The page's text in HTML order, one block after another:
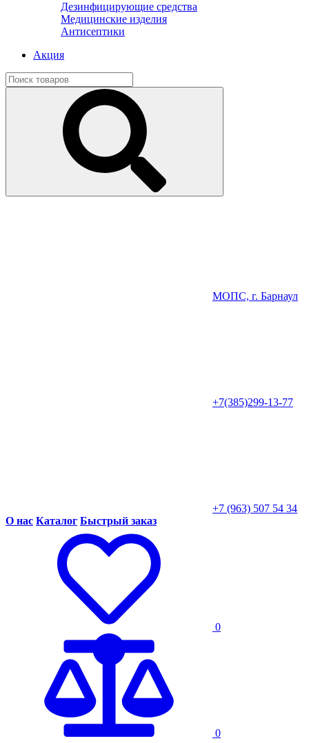
Дезинфицирующие средства
Медицинские изделия
Антисептики
Акция
МОПС, г. Барнаул
+7(385)299-13-77
+7 (963) 507 54 34
О нас Каталог Быстрый заказ
0
0